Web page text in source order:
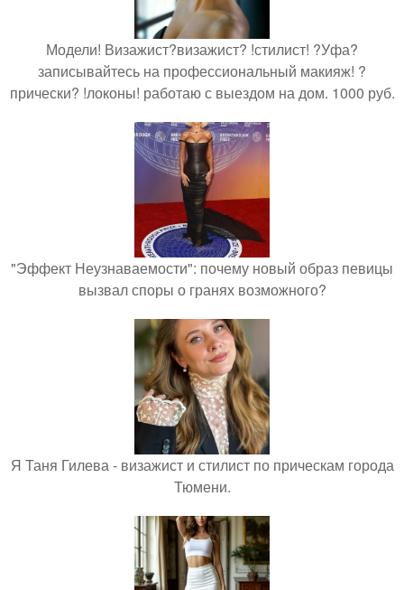
Модели! Визажист?визажист? !стилист! ?Уфа?
записывайтесь на профессиональный макияж! ?
прически? !локоны! работаю с выездом на дом. 1000 руб.
"Эффект Неузнаваемости": почему новый образ певицы
вызвал споры о гранях возможного?
Я Таня Гилева - визажист и стилист по прическам города
Тюмени.